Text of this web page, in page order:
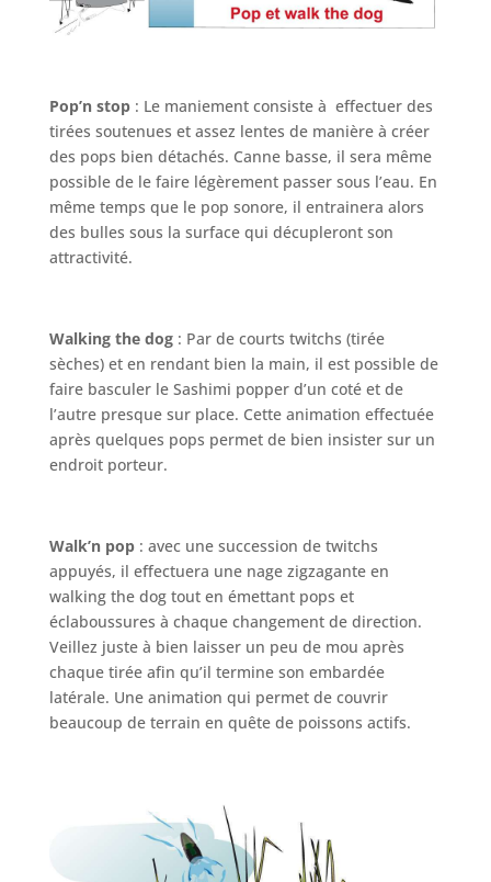
Pop’n stop: Le maniement consiste à effectuer des
tirées soutenues et assez lentes de manière à créer
des pops bien détachés. Canne basse, il sera même
possible de le faire légèrement passer sous l’eau. En
même temps que le pop sonore, il entrainera alors
des bulles sous la surface qui décupleront son
attractivité.
Walking the dog: Par de courts twitchs (tirée
sèches) et en rendant bien la main, il est possible de
faire basculer le Sashimi popper d’un coté et de
l’autre presque sur place. Cette animation effectuée
après quelques pops permet de bien insister sur un
endroit porteur.
Walk’n pop: avec une succession de twitchs
appuyés, il effectuera une nage zigzagante en
walking the dog tout en émettant pops et
éclaboussures à chaque changement de direction.
Veillez juste à bien laisser un peu de mou après
chaque tirée afin qu’il termine son embardée
latérale. Une animation qui permet de couvrir
beaucoup de terrain en quête de poissons actifs.